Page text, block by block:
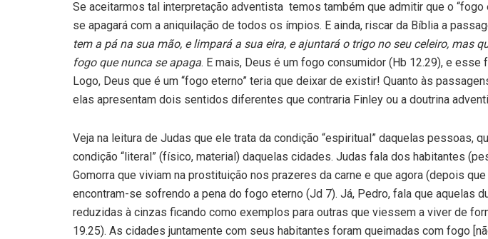
Se aceitarmos tal interpretação adventista temos também que admitir que o “fogo
se apagará com a aniquilação de todos os ímpios. E ainda, riscar da Bíblia a
tem a pá na sua mão, e limpará a sua eira, e ajuntará o trigo no seu celeiro, mas
fogo que nunca se apaga. E mais, Deus é um fogo consumidor (Hb 12.29), e esse
Logo, Deus que é um “fogo eterno” teria que deixar de existir! Quanto às
elas apresentam dois sentidos diferentes que contraria Finley ou a doutrina
Veja na leitura de Judas que ele trata da condição “espiritual” daquelas pessoas,
condição “literal” (físico, material) daquelas cidades. Judas fala dos habitantes
Gomorra que viviam na prostituição nos prazeres da carne e que agora (depois
encontram-se sofrendo a pena do fogo eterno (Jd 7). Já, Pedro, fala que aquelas
reduzidas à cinzas ficando como exemplos para outras que viessem a viver de
19.25). As cidades juntamente com seus habitantes foram queimadas com fogo